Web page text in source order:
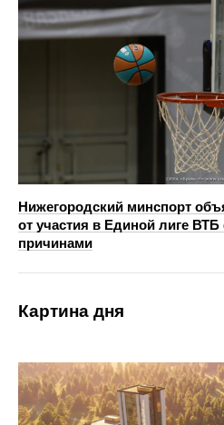
Нижегородский минспорт
от участия в Единой лиге
причинами
Картина дня